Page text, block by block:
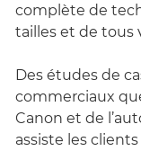
complète de
tailles et de tous
Des études de
commerciaux
Canon et de
assiste les